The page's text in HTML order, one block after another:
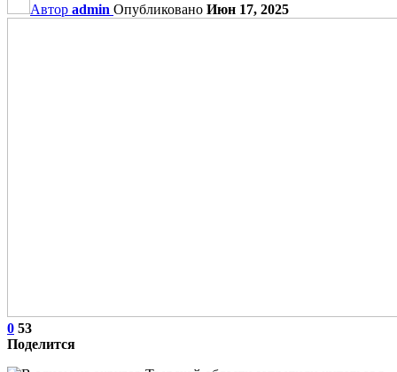
Автор admin Опубликовано Июн 17, 2025
0 53
Поделится